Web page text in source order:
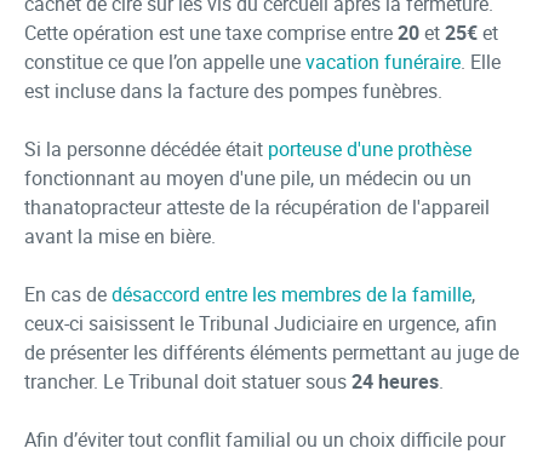
Cette opération est une taxe comprise entre20et25€et
constitue ce que l’on appelle unevacation funéraire. Elle
est incluse dans la facture des pompes funèbres.
Si la personne décédée était porteuse d'une prothèse
fonctionnant au moyen d'une pile, un médecin ou un
thanatopracteur atteste de la récupération de l'appareil
avant la mise en bière.
En cas dedésaccord entre les membres de la famille,
ceux-ci saisissent le Tribunal Judiciaire en urgence, afin
de présenter les différents éléments permettant au juge de
trancher. Le Tribunal doit statuer sous24 heures.
Afin d’éviter tout conflit familial ou un choix difficile pour